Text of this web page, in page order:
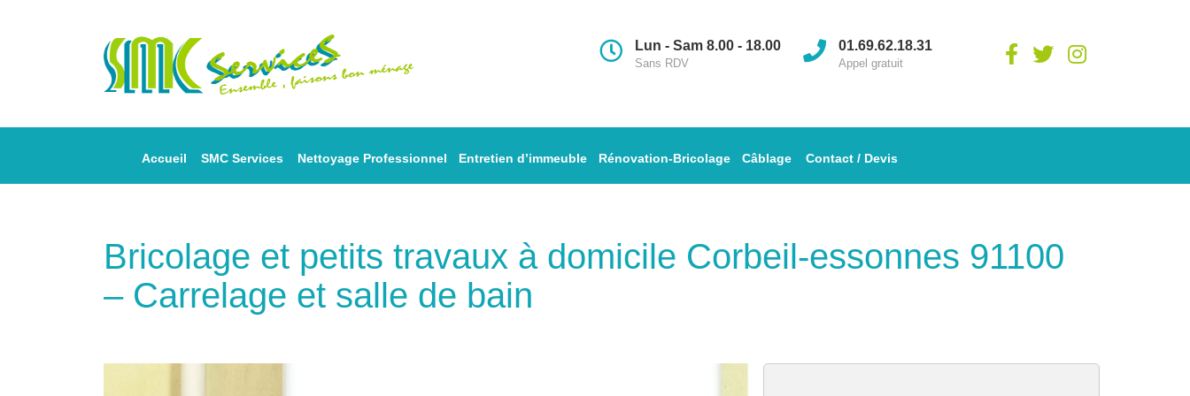
01.69.62.18.31
Appel gratuit
Lun - Sam 8.00 - 18.00
Sans RDV
Accueil SMC Services Nettoyage Professionnel Entretien d’immeuble Rénovation-Bricolage Câblage Contact / Devis
Bricolage et petits travaux à domicile Corbeil-essonnes 91100
– Carrelage et salle de bain